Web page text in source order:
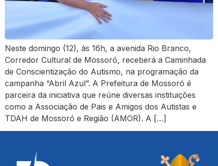
Neste domingo (12), às 16h, a avenida Rio Branco,
Corredor Cultural de Mossoró, receberá a Caminhada
de Conscientização do Autismo, na programação da
campanha “Abril Azul”. A Prefeitura de Mossoró é
parceira da iniciativa que reúne diversas instituições
como a Associação de Pais e Amigos dos Autistas e
TDAH de Mossoró e Região (AMOR). A […]